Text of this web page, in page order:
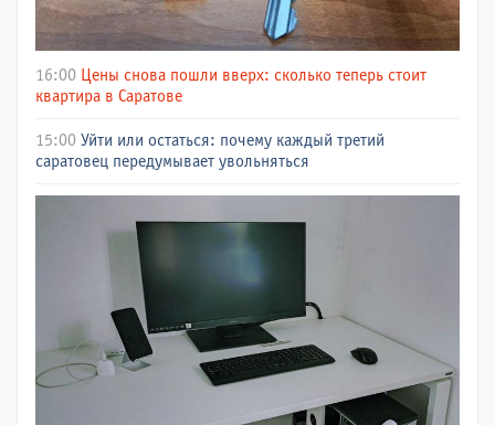
16:00 Цены снова пошли вверх: сколько теперь стоит
квартира в Саратове
15:00 Уйти или остаться: почему каждый третий
саратовец передумывает увольняться